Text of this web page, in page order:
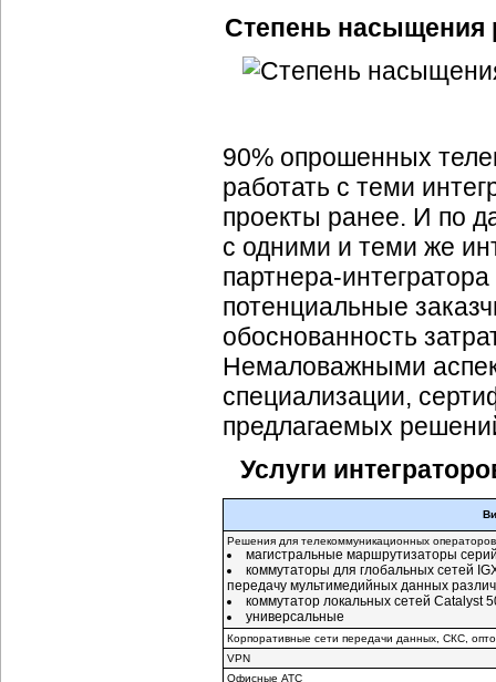
Степень насыщения
90% опрошенных
работать с теми
проекты ранее. И по
с одними и теми же
партнера-интегратора
потенциальные
обоснованность
Немаловажными
специализации,
предлагаемых
Услуги
Решения для телекоммуникационных
магистральные маршрутизаторы
коммутаторы для глобальных сетей
передачу мультимедийных данных
коммутатор локальных сетей Catalyst
универсальные
Корпоративные сети передачи данных, СКС,
VPN
Офисные АТС